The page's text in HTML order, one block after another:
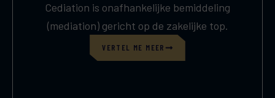
Cediation is onafhankelijke bemiddeling
(mediation) gericht op de zakelijke top.
VERTEL ME MEER